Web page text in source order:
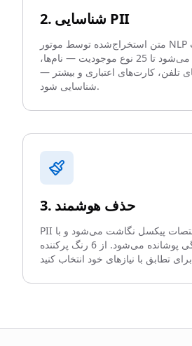
2. شناسایی PII
متن استخراج‌شده توسط موتور NLP مایکروسافت
پریسیدیو تحلیل می‌شود تا 25 نوع موجودیت — نام‌ها،
تلفن، کارت‌های اعتباری و بیشتر —
شناسایی شود.
3. حذف هوشمند
PII شناسایی‌شده به مختصات پیکسل نگاشت می‌شود و با
مستطیل‌های رنگی پوشانده می‌شود. از 6 رنگ پرکننده